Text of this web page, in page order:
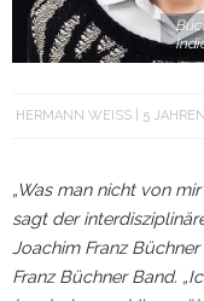
HERMANN WEISS 5
„Was man nicht von
sagt der
Joachim Franz
Franz Büchner Band.